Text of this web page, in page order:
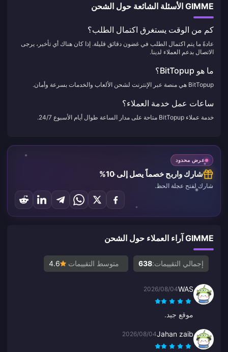
GIMME الأسئلة الشائعة حول الشحن
كم من الوقت يستغرق اكتمال الطلب؟
عادةً ما يتم اكتمال الطلب في غضون دقائق قليلة. إذا كان هناك أي تأخير، يرجى
الاتصال بدعم العملاء لدينا.
ما هو BitTopup؟
BitTopup هي منصة عبر الإنترنت لشحن الألعاب والخدمات بسرعة وأمان.
ساعات عمل خدمة العملاء؟
خدمة عملاء BitTopup متاحة على مدار الساعة طوال أيام الأسبوع 24/7.
عرض محدود
شارك واربح خصماً يصل إلى 10%
شارك لفتح عجلة الحظ.
GIMME آراء العملاء حول الشحن
إجمالي التقييمات:638 متوسط التقييمات 4.6
WAS
2026/08/04
موقع جيد.
Jahan zaib
2026/08/04